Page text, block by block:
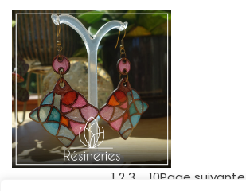
1 2 3 10Page suivante